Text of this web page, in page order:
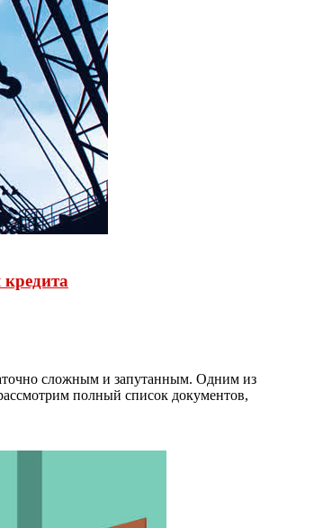
сложным и запутанным. Одним из
полный список документов,